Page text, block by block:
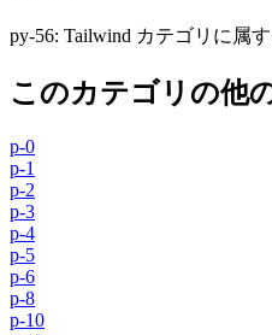
py-56: Tailwind カテゴリに属
このカテゴリの他
p-0
p-1
p-2
p-3
p-4
p-5
p-6
p-8
p-10